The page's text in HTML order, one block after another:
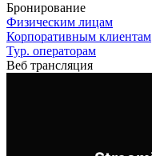
Бронирование
Физическим лицам
Корпоративным клиентам
Тур. операторам
Веб трансляция